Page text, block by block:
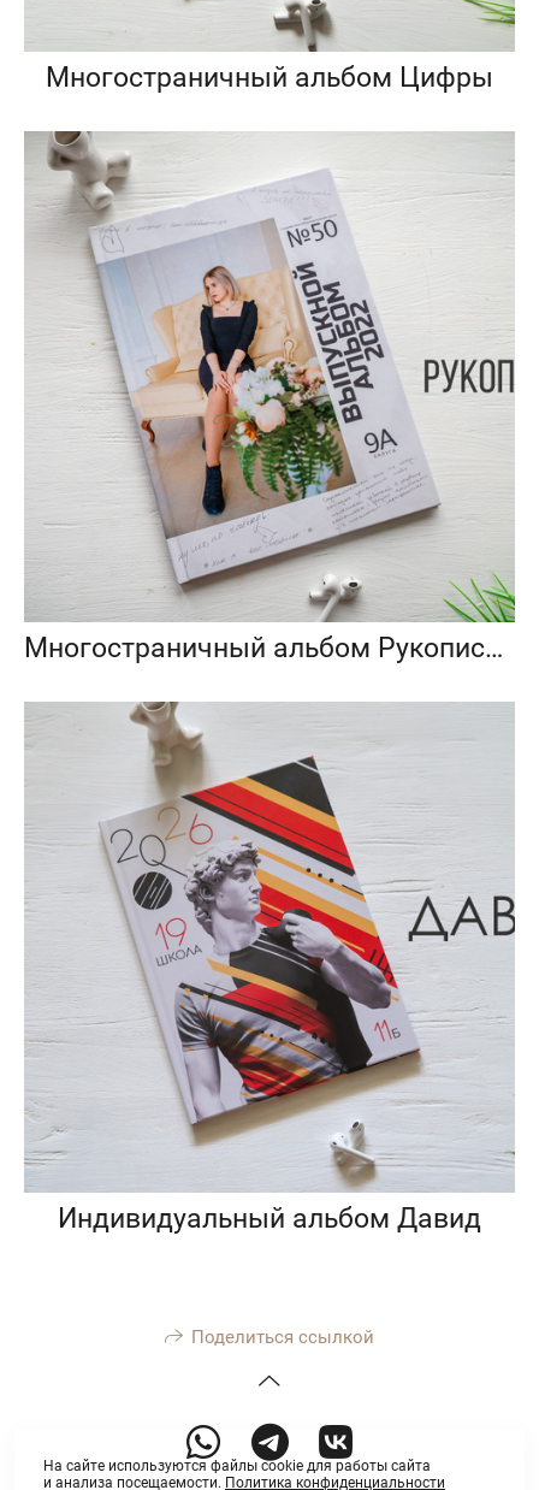
Многостраничный альбом Цифры
Многостраничный альбом Рукописный
Индивидуальный альбом Давид
Поделиться ссылкой
На сайте используются файлы cookie для работы сайта
и анализа посещаемости. Политика конфиденциальности